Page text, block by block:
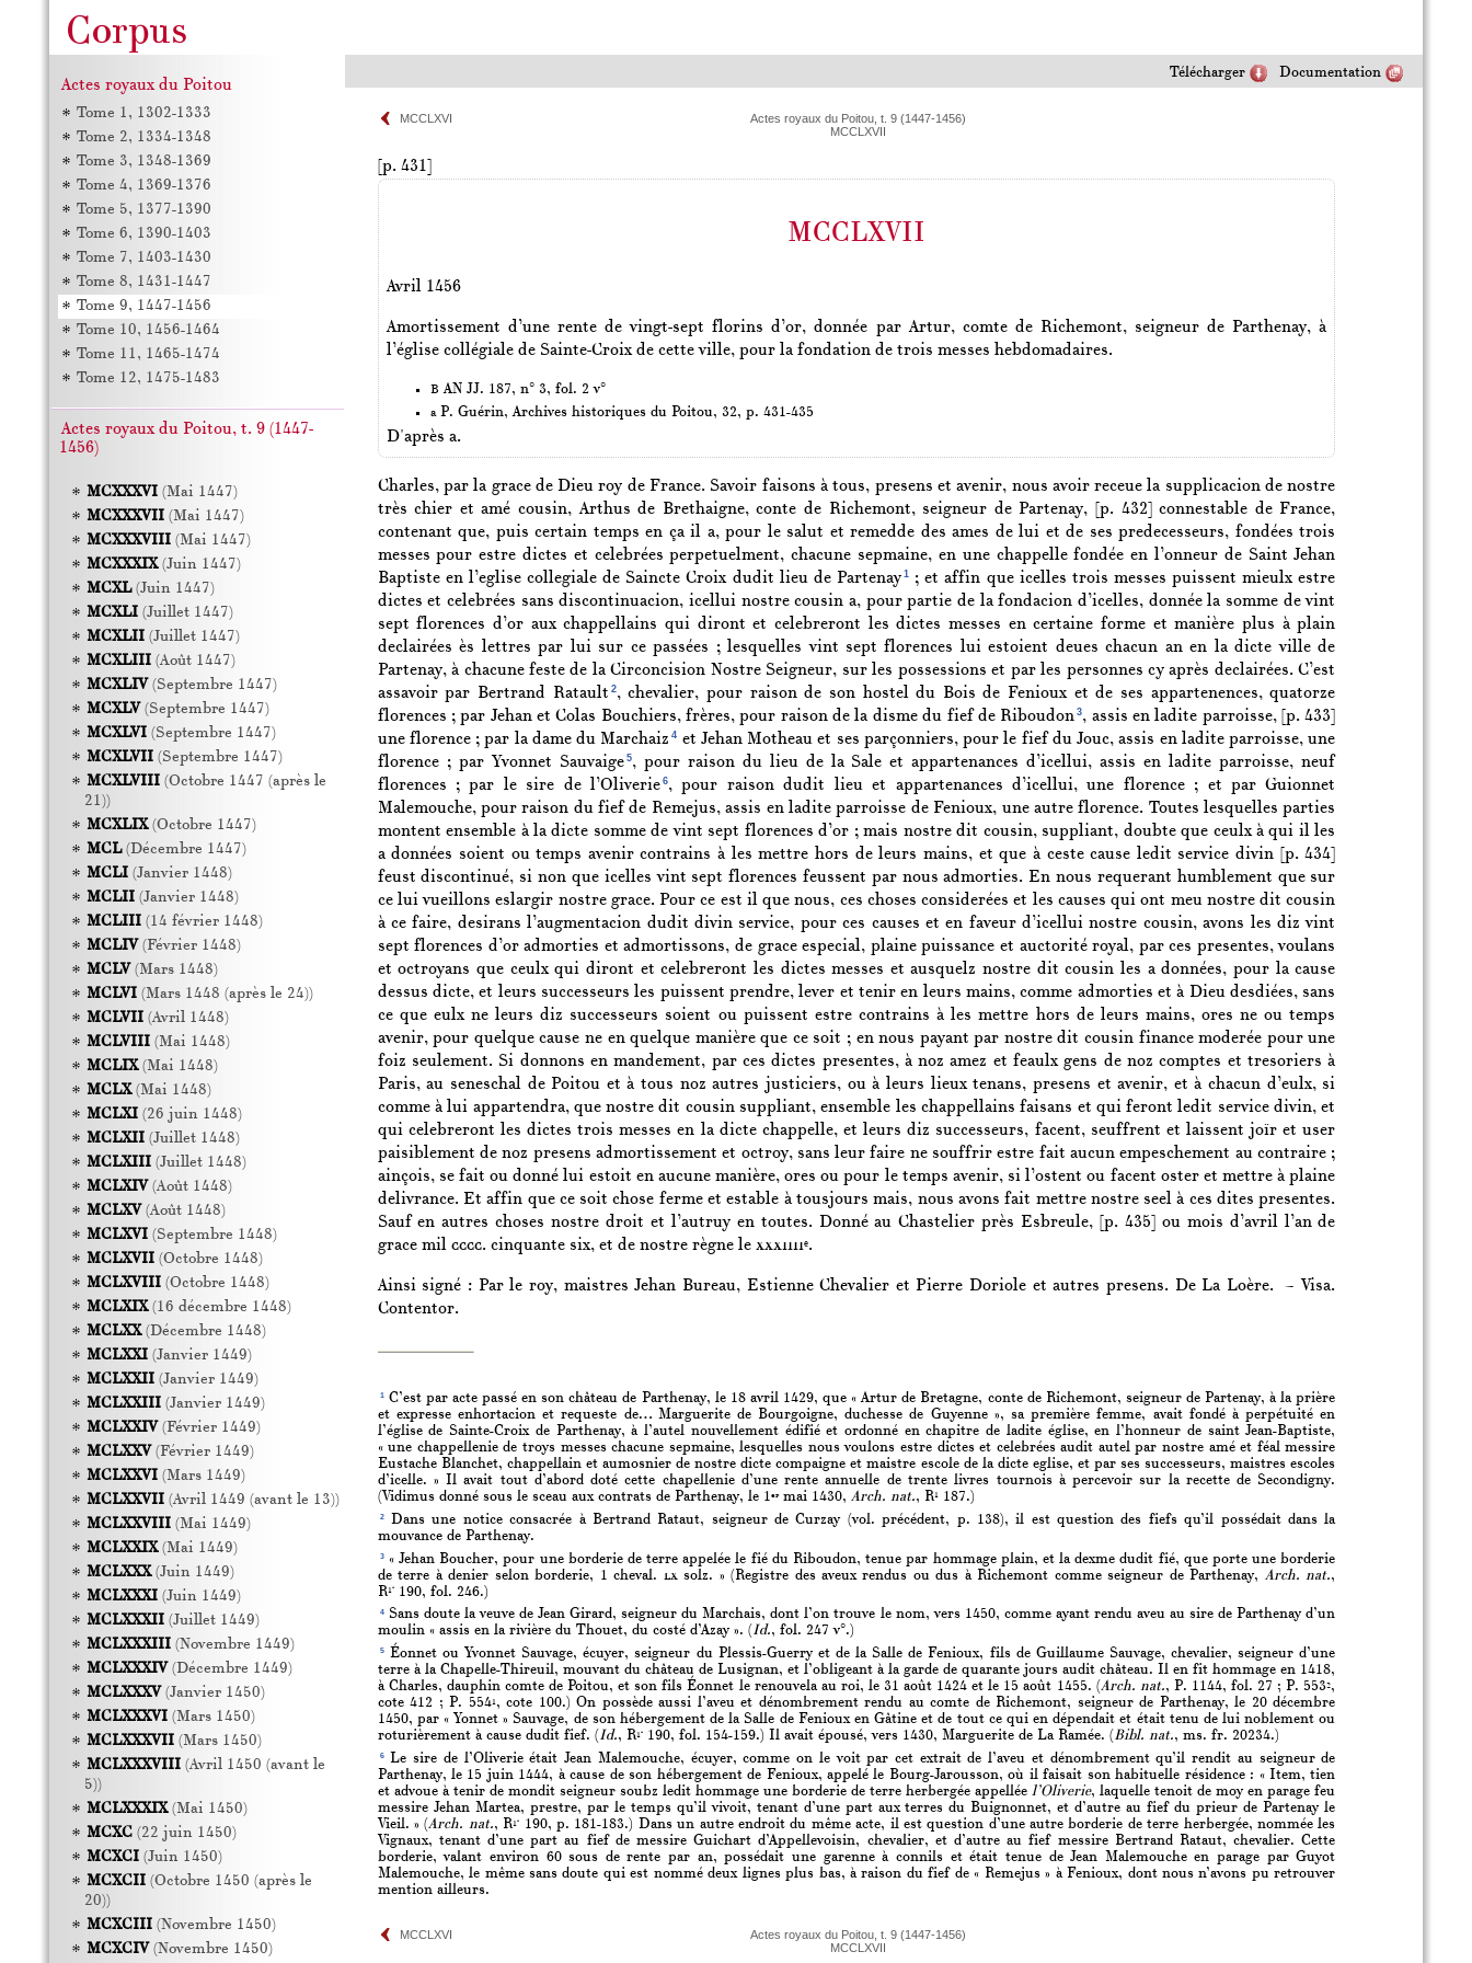
Documentation
Télécharger
MCCLXVI
Actes royaux du Poitou, t. 9 (1447-1456)
MCCLXVII
[p. 431]
MCCLXVII
Avril 1456
Amortissement d’une rente de vingt-sept florins d’or, donnée par Artur, comte de Richemont, seigneur de Parthenay, à
l’église collégiale de Sainte-Croix de cette ville, pour la fondation de trois messes hebdomadaires.
B AN JJ. 187, n° 3, fol. 2 v°
aP. Guérin,Archives historiques du Poitou, 32, p. 431-435
D'après a.
Charles, par la grace de Dieu roy de France. Savoir faisons à tous, presens et avenir, nous avoir receue la supplicacion de nostre
très chier et amé cousin, Arthus de Brethaigne, conte de Richemont, seigneur de Partenay,
[p. 432]
connestable de France,
contenant que, puis certain temps en ça il a, pour le salut et remedde des ames de lui et de ses predecesseurs, fondées trois
messes pour estre dictes et celebrées perpetuelment, chacune sepmaine, en une chappelle fondée en l’onneur de Saint Jehan
Baptiste en l’eglise collegiale de Saincte Croix dudit lieu de Partenay 1 ; et affin que icelles trois messes puissent mieulx estre
dictes et celebrées sans discontinuacion, icellui nostre cousin a, pour partie de la fondacion d’icelles, donnée la somme de vint
sept florences d’or aux chappellains qui diront et celebreront les dictes messes en certaine forme et manière plus à plain
declairées ès lettres par lui sur ce passées ; lesquelles vint sept florences lui estoient deues chacun an en la dicte ville de
Partenay, à chacune feste de la Circoncision Nostre Seigneur, sur les possessions et par les personnes cy après declairées. C’est
assavoir par Bertrand Ratault 2, chevalier, pour raison de son hostel du Bois de Fenioux et de ses appartenences, quatorze
florences ; par Jehan et Colas Bouchiers, frères, pour raison de la disme du fief de Riboudon 3, assis en ladite parroisse, [p. 433]
une florence ; par la dame du Marchaiz 4 et Jehan Motheau et ses parçonniers, pour le fief du Jouc, assis en ladite parroisse, une
florence ; par Yvonnet Sauvaige 5, pour raison du lieu de la Sale et appartenances d’icellui, assis en ladite parroisse, neuf
florences ; par le sire de l’Oliverie 6, pour raison dudit lieu et appartenances d’icellui, une florence ; et par Guionnet
Malemouche, pour raison du fief de Remejus, assis en ladite parroisse de Fenioux, une autre florence. Toutes lesquelles parties
montent ensemble à la dicte somme de vint sept florences d’or ; mais nostre dit cousin, suppliant, doubte que ceulx à qui il les
a données soient ou temps avenir contrains à les mettre hors de leurs mains, et que à ceste cause ledit service divin
[p. 434]
feust discontinué, si non que icelles vint sept florences feussent par nous admorties. En nous requerant humblement que sur
ce lui vueillons eslargir nostre grace. Pour ce est il que nous, ces choses considerées et les causes qui ont meu nostre dit cousin
à ce faire, desirans l’augmentacion dudit divin service, pour ces causes et en faveur d’icellui nostre cousin, avons les diz vint
sept florences d’or admorties et admortissons, de grace especial, plaine puissance et auctorité royal, par ces presentes, voulans
et octroyans que ceulx qui diront et celebreront les dictes messes et ausquelz nostre dit cousin les a données, pour la cause
dessus dicte, et leurs successeurs les puissent prendre, lever et tenir en leurs mains, comme admorties et à Dieu desdiées, sans
ce que eulx ne leurs diz successeurs soient ou puissent estre contrains à les mettre hors de leurs mains, ores ne ou temps
avenir, pour quelque cause ne en quelque manière que ce soit ; en nous payant par nostre dit cousin finance moderée pour une
foiz seulement. Si donnons en mandement, par ces dictes presentes, à noz amez et feaulx gens de noz comptes et tresoriers à
Paris, au seneschal de Poitou et à tous noz autres justiciers, ou à leurs lieux tenans, presens et avenir, et à chacun d’eulx, si
comme à lui appartendra, que nostre dit cousin suppliant, ensemble les chappellains faisans et qui feront ledit service divin, et
qui celebreront les dictes trois messes en la dicte chappelle, et leurs diz successeurs, facent, seuffrent et laissent joïr et user
paisiblement de noz presens admortissement et octroy, sans leur faire ne souffrir estre fait aucun empeschement au contraire ;
ainçois, se fait ou donné lui estoit en aucune manière, ores ou pour le temps avenir, si l’ostent ou facent oster et mettre à plaine
delivrance. Et affin que ce soit chose ferme et estable à tousjours mais, nous avons fait mettre nostre seel à ces dites presentes.
Sauf en autres choses nostre droit et l’autruy en toutes. Donné au Chastelier près Esbreule,
[p. 435]
ou mois d’avril l’an de
grace mil cccc. cinquante six, et de nostre règne le xxxiiiie.
Ainsi signé : Par le roy, maistres Jehan Bureau, Estienne Chevalier et Pierre Doriole et autres presens. De La Loère. — Visa.
Contentor.
1C’est par acte passé en son château de Parthenay, le 18 avril 1429, que « Artur de Bretagne, conte de Richemont, seigneur de Partenay, à la prière
et expresse enhortacion et requeste de… Marguerite de Bourgoigne, duchesse de Guyenne », sa première femme, avait fondé à perpétuité en
l’église de Sainte-Croix de Parthenay, à l’autel nouvellement édifié et ordonné en chapitre de ladite église, en l’honneur de saint Jean-Baptiste,
« une chappellenie de troys messes chacune sepmaine, lesquelles nous voulons estre dictes et celebrées audit autel par nostre amé et féal messire
Eustache Blanchet, chappellain et aumosnier de nostre dicte compaigne et maistre escole de la dicte eglise, et par ses successeurs, maistres escoles
d’icelle. » Il avait tout d’abord doté cette chapellenie d’une rente annuelle de trente livres tournois à percevoir sur la recette de Secondigny.
(Vidimus donné sous le sceau aux contrats de Parthenay, le 1ermai 1430, Arch. nat., R1187.)
2Dans une notice consacrée à Bertrand Rataut, seigneur de Curzay (vol. précédent, p. 138), il est question des fiefs qu’il possédait dans la
mouvance de Parthenay.
3« Jehan Boucher, pour une borderie de terre appelée le fié du Riboudon, tenue par hommage plain, et la dexme dudit fié, que porte une borderie
de terre à denier selon borderie, 1 cheval.
lx solz. » (Registre des aveux rendus ou dus à Richemont comme seigneur de Parthenay, Arch. nat.,
R1*190, fol. 246.)
4Sans doute la veuve de Jean Girard, seigneur du Marchais, dont l’on trouve le nom, vers 1450, comme ayant rendu aveu au sire de Parthenay d’un
moulin « assis en la rivière du Thouet, du costé d’Azay ». (Id., fol. 247 v°.)
5Éonnet ou Yvonnet Sauvage, écuyer, seigneur du Plessis-Guerry et de la Salle de Fenioux, fils de Guillaume Sauvage, chevalier, seigneur d’une
terre à la Chapelle-Thireuil, mouvant du château de Lusignan, et l’obligeant à la garde de quarante jours audit château. Il en fit hommage en 1418,
à Charles, dauphin comte de Poitou, et son fils Éonnet le renouvela au roi, le 31 août 1424 et le 15 août 1455. (Arch. nat., P. 1144, fol. 27 ; P. 5532,
cote 412 ; P. 5541, cote 100.) On possède aussi l’aveu et dénombrement rendu au comte de Richemont, seigneur de Parthenay, le 20 décembre
1450, par « Yonnet » Sauvage, de son hébergement de la Salle de Fenioux en Gâtine et de tout ce qui en dépendait et était tenu de lui noblement ou
roturièrement à cause dudit fief. (Id., R1*190, fol. 154-159.) Il avait épousé, vers 1430, Marguerite de La Ramée. (Bibl. nat., ms. fr. 20234.)
6Le sire de l’Oliverie était Jean Malemouche, écuyer, comme on le voit par cet extrait de l’aveu et dénombrement qu’il rendit au seigneur de
Parthenay, le 15 juin 1444, à cause de son hébergement de Fenioux, appelé le Bourg-Jarousson, où il faisait son habituelle résidence : « Item, tien
et advoue à tenir de mondit seigneur soubz ledit hommage une borderie de terre herbergée appelléel’Oliverie, laquelle tenoit de moy en parage feu
messire Jehan Martea, prestre, par le temps qu’il vivoit, tenant d’une part aux terres du Buignonnet, et d’autre au fief du prieur de Partenay le
Vieil. » (Arch. nat., R1*
190, p. 181-183.) Dans un autre endroit du même acte, il est question d’une autre borderie de terre herbergée, nommée les
Vignaux, tenant d’une part au fief de messire Guichart d’Appellevoisin, chevalier, et d’autre au fief messire Bertrand Rataut, chevalier. Cette
borderie, valant environ 60 sous de rente par an, possédait une garenne à connils et était tenue de Jean Malemouche en parage par Guyot
Malemouche, le même sans doute qui est nommé deux lignes plus bas, à raison du fief de « Remejus » à Fenioux, dont nous n’avons pu retrouver
mention ailleurs.
MCCLXVI
Actes royaux du Poitou, t. 9 (1447-1456)
MCCLXVII
Actes royaux du Poitou
Tome 1, 1302-1333
Tome 2, 1334-1348
Tome 3, 1348-1369
Tome 4, 1369-1376
Tome 5, 1377-1390
Tome 6, 1390-1403
Tome 7, 1403-1430
Tome 8, 1431-1447
Tome 9, 1447-1456
Tome 10, 1456-1464
Tome 11, 1465-1474
Tome 12, 1475-1483
Actes royaux du Poitou, t. 9 (1447-
1456)
MCXXXVI(Mai 1447)
MCXXXVII(Mai 1447)
MCXXXVIII(Mai 1447)
MCXXXIX(Juin 1447)
MCXL(Juin 1447)
MCXLI(Juillet 1447)
MCXLII(Juillet 1447)
MCXLIII(Août 1447)
MCXLIV(Septembre 1447)
MCXLV(Septembre 1447)
MCXLVI(Septembre 1447)
MCXLVII(Septembre 1447)
MCXLVIII(Octobre 1447 (après le
21))
MCXLIX(Octobre 1447)
MCL(Décembre 1447)
MCLI(Janvier 1448)
MCLII(Janvier 1448)
MCLIII(14 février 1448)
MCLIV(Février 1448)
MCLV(Mars 1448)
MCLVI(Mars 1448 (après le 24))
MCLVII(Avril 1448)
MCLVIII(Mai 1448)
MCLIX(Mai 1448)
MCLX(Mai 1448)
MCLXI(26 juin 1448)
MCLXII(Juillet 1448)
MCLXIII(Juillet 1448)
MCLXIV(Août 1448)
MCLXV(Août 1448)
MCLXVI(Septembre 1448)
MCLXVII(Octobre 1448)
MCLXVIII(Octobre 1448)
MCLXIX(16 décembre 1448)
MCLXX(Décembre 1448)
MCLXXI(Janvier 1449)
MCLXXII(Janvier 1449)
MCLXXIII(Janvier 1449)
MCLXXIV(Février 1449)
MCLXXV(Février 1449)
MCLXXVI(Mars 1449)
MCLXXVII(Avril 1449 (avant le 13))
MCLXXVIII(Mai 1449)
MCLXXIX(Mai 1449)
MCLXXX(Juin 1449)
MCLXXXI(Juin 1449)
MCLXXXII(Juillet 1449)
MCLXXXIII(Novembre 1449)
MCLXXXIV(Décembre 1449)
MCLXXXV(Janvier 1450)
MCLXXXVI(Mars 1450)
MCLXXXVII(Mars 1450)
MCLXXXVIII(Avril 1450 (avant le
5))
MCLXXXIX(Mai 1450)
MCXC(22 juin 1450)
MCXCI(Juin 1450)
MCXCII(Octobre 1450 (après le
20))
MCXCIII(Novembre 1450)
MCXCIV(Novembre 1450)